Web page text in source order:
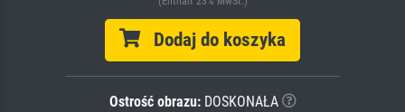
Dodaj do koszyka
Ostrość obrazu:DOSKONAŁA